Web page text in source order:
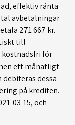
effektiv ränta
avbetalningar
271 667 kr.
till
kostnadsfri för
ett månatligt
dessa
på krediten.
03-15, och